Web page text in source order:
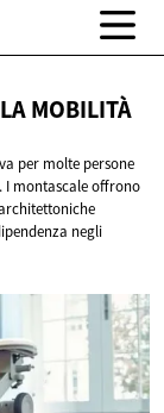
MOBILITÀ
per molte persone
montascale offrono
negli